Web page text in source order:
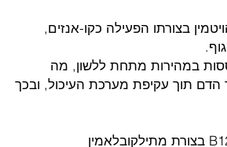
בצורתו הפעילה כקו-אנזים,
במהירות מתחת ללשון, מה
תוך עקיפת מערכת העיכול, ובכך